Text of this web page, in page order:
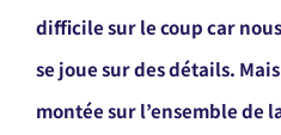
difficile sur le coup car
se joue sur des détails.
montée sur l’ensemble de